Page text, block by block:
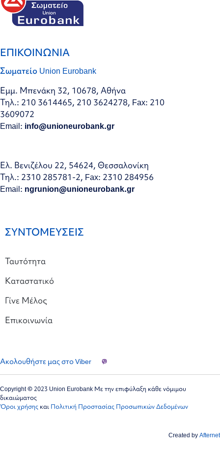
ΕΠΙΚΟΙΝΩΝΙΑ
Σωματείο Union Eurobank
Εμμ. Μπενάκη 32, 10678, Αθήνα
Τηλ.: 210 3614465, 210 3624278, Fax: 210
3609072
Email: info@unioneurobank.gr
Ελ. Βενιζέλου 22, 54624, Θεσσαλονίκη
Τηλ.: 2310 285781-2, Fax: 2310 284956
Email: ngrunion@unioneurobank.gr
ΣΥΝΤΟΜΕΥΣΕΙΣ
Ταυτότητα
Καταστατικό
Γίνε Μέλος
Επικοινωνία
Ακολουθήστε μας στο Viber
Copyright © 2023 Union Eurobank Με την επιφύλαξη κάθε νόμιμου
δικαιώματος
Όροι χρήσης και Πολιτική Προστασίας Προσωπικών Δεδομένων
Created byAfternet